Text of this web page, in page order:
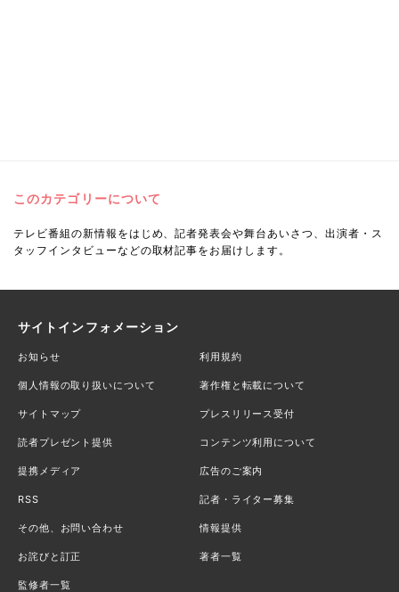
このカテゴリーについて
テレビ番組の新情報をはじめ、記者発表会や舞台あいさつ、出演者・ス
タッフインタビューなどの取材記事をお届けします。
サイトインフォメーション
お知らせ 利用規約
個人情報の取り扱いについて 著作権と転載について
サイトマップ プレスリリース受付
読者プレゼント提供 コンテンツ利用について
提携メディア 広告のご案内
RSS 記者・ライター募集
その他、お問い合わせ 情報提供
お詫びと訂正 著者一覧
監修者一覧